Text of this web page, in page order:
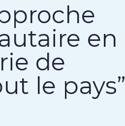
en
de
le pays”